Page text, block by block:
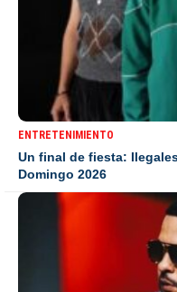
ENTRETENIMIENTO
Un final de fiesta:
Domingo 2026